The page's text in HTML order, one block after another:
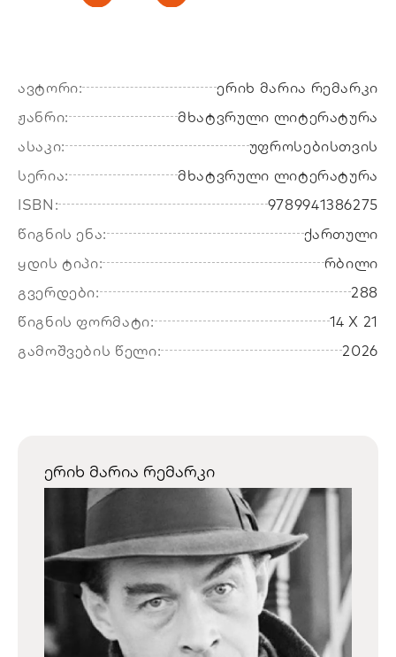
ავტორი:
ერიხ მარია რემარკი
ჟანრი:
მხატვრული ლიტერატურა
ასაკი:
უფროსებისთვის
სერია:
მხატვრული ლიტერატურა
ISBN:
9789941386275
წიგნის ენა:
ქართული
ყდის ტიპი:
რბილი
გვერდები:
288
წიგნის ფორმატი:
14 X 21
გამოშვების წელი:
2026
ერიხ მარია რემარკი